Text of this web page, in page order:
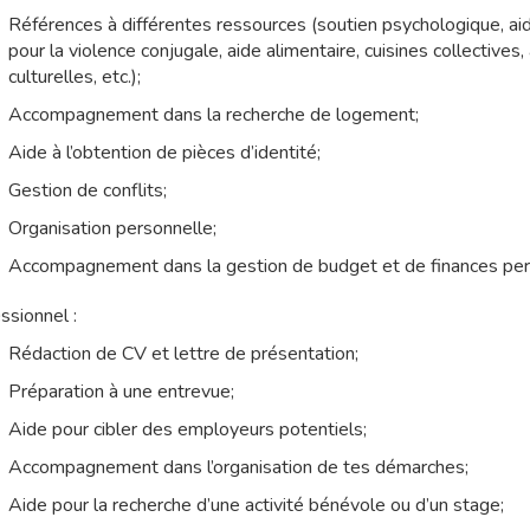
Références à différentes ressources (soutien psychologique,
pour la violence conjugale, aide alimentaire, cuisines
culturelles, etc.);
Accompagnement dans la recherche de logement;
Aide à l’obtention de pièces d’identité;
Gestion de conflits;
Organisation personnelle;
Accompagnement dans la gestion de budget et de finances
:
Rédaction de CV et lettre de présentation;
Préparation à une entrevue;
Aide pour cibler des employeurs potentiels;
Accompagnement dans l’organisation de tes démarches;
Aide pour la recherche d’une activité bénévole ou d’un stage;